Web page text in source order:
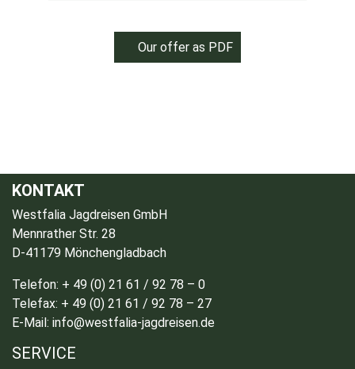
Our offer as PDF
KONTAKT
Westfalia Jagdreisen GmbH
Mennrather Str. 28
D-41179 Mönchengladbach
Telefon: + 49 (0) 21 61 / 92 78 – 0
Telefax: + 49 (0) 21 61 / 92 78 – 27
E-Mail: info@westfalia-jagdreisen.de
SERVICE